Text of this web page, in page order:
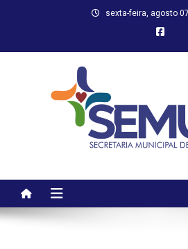
sexta-feira, agosto